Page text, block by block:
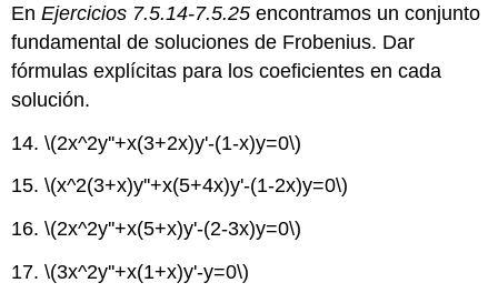
EnEjercicios 7.5.14-7.5.25 encontramos un conjunto
fundamental de soluciones de Frobenius. Dar
fórmulas explícitas para los coeficientes en cada
solución.
14.\(2x^2y''+x(3+2x)y'-(1-x)y=0\)
15.\(x^2(3+x)y''+x(5+4x)y'-(1-2x)y=0\)
16.\(2x^2y''+x(5+x)y'-(2-3x)y=0\)
17.\(3x^2y''+x(1+x)y'-y=0\)